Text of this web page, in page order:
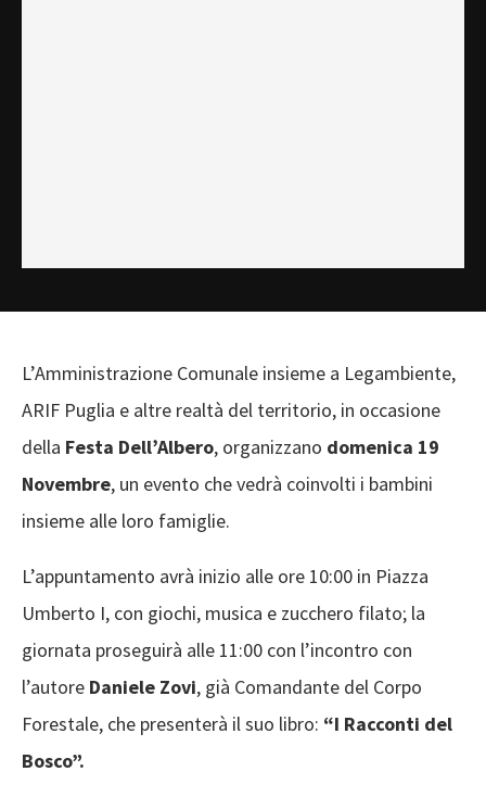
L’Amministrazione Comunale insieme a Legambiente,
ARIF Puglia e altre realtà del territorio, in occasione
della Festa Dell’Albero, organizzano domenica 19
Novembre, un evento che vedrà coinvolti i bambini
insieme alle loro famiglie.
L’appuntamento avrà inizio alle ore 10:00 in Piazza
Umberto I, con giochi, musica e zucchero filato; la
giornata proseguirà alle 11:00 con l’incontro con
l’autore Daniele Zovi, già Comandante del Corpo
Forestale, che presenterà il suo libro: “I Racconti del
Bosco”.